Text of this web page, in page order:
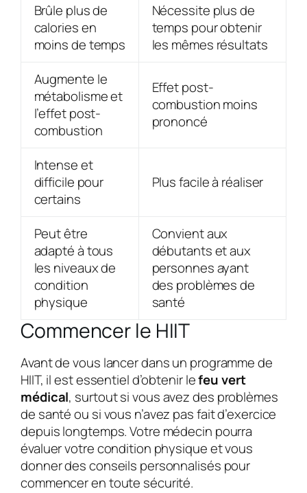
Brûle plus de
calories en
moins de temps
Nécessite plus de
temps pour obtenir
les mêmes résultats
Augmente le
métabolisme et
l’effet post-
combustion
Effet post-
combustion moins
prononcé
Intense et
difficile pour
certains
Plus facile à réaliser
Peut être
adapté à tous
les niveaux de
condition
physique
Convient aux
débutants et aux
personnes ayant
des problèmes de
santé
Commencer le HIIT
Avant de vous lancer dans un programme de
HIIT, il est essentiel d’obtenir lefeu vert
médical, surtout si vous avez des problèmes
de santé ou si vous n’avez pas fait d’exercice
depuis longtemps. Votre médecin pourra
évaluer votre condition physique et vous
donner des conseils personnalisés pour
commencer en toute sécurité.